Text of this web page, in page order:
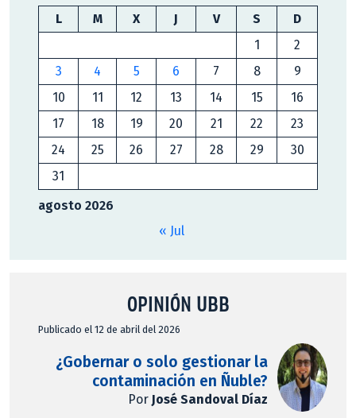
agosto 2026
L M X J V S
D
1
2
3
4 5 6 7 8
9
10
11 12 13 14 15
16
17
18 19 20 21 22
23
24
25 26 27 28 29
30
31
« Jul
OPINIÓN UBB
Publicado el 12 de abril del 2026
¿Gobernar o solo gestionar la
contaminación en Ñuble?
Por José Sandoval Díaz